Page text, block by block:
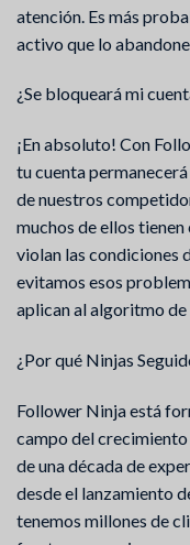
atención. Es más
activo que lo abandone.
¿Se bloqueará mi
¡En absoluto! Con
tu cuenta
de nuestros
muchos de ellos
violan las condiciones
evitamos esos
aplican al algoritmo
¿Por qué Ninjas
Follower Ninja está
campo del crecimiento
de una década de
desde el lanzamiento
tenemos millones de